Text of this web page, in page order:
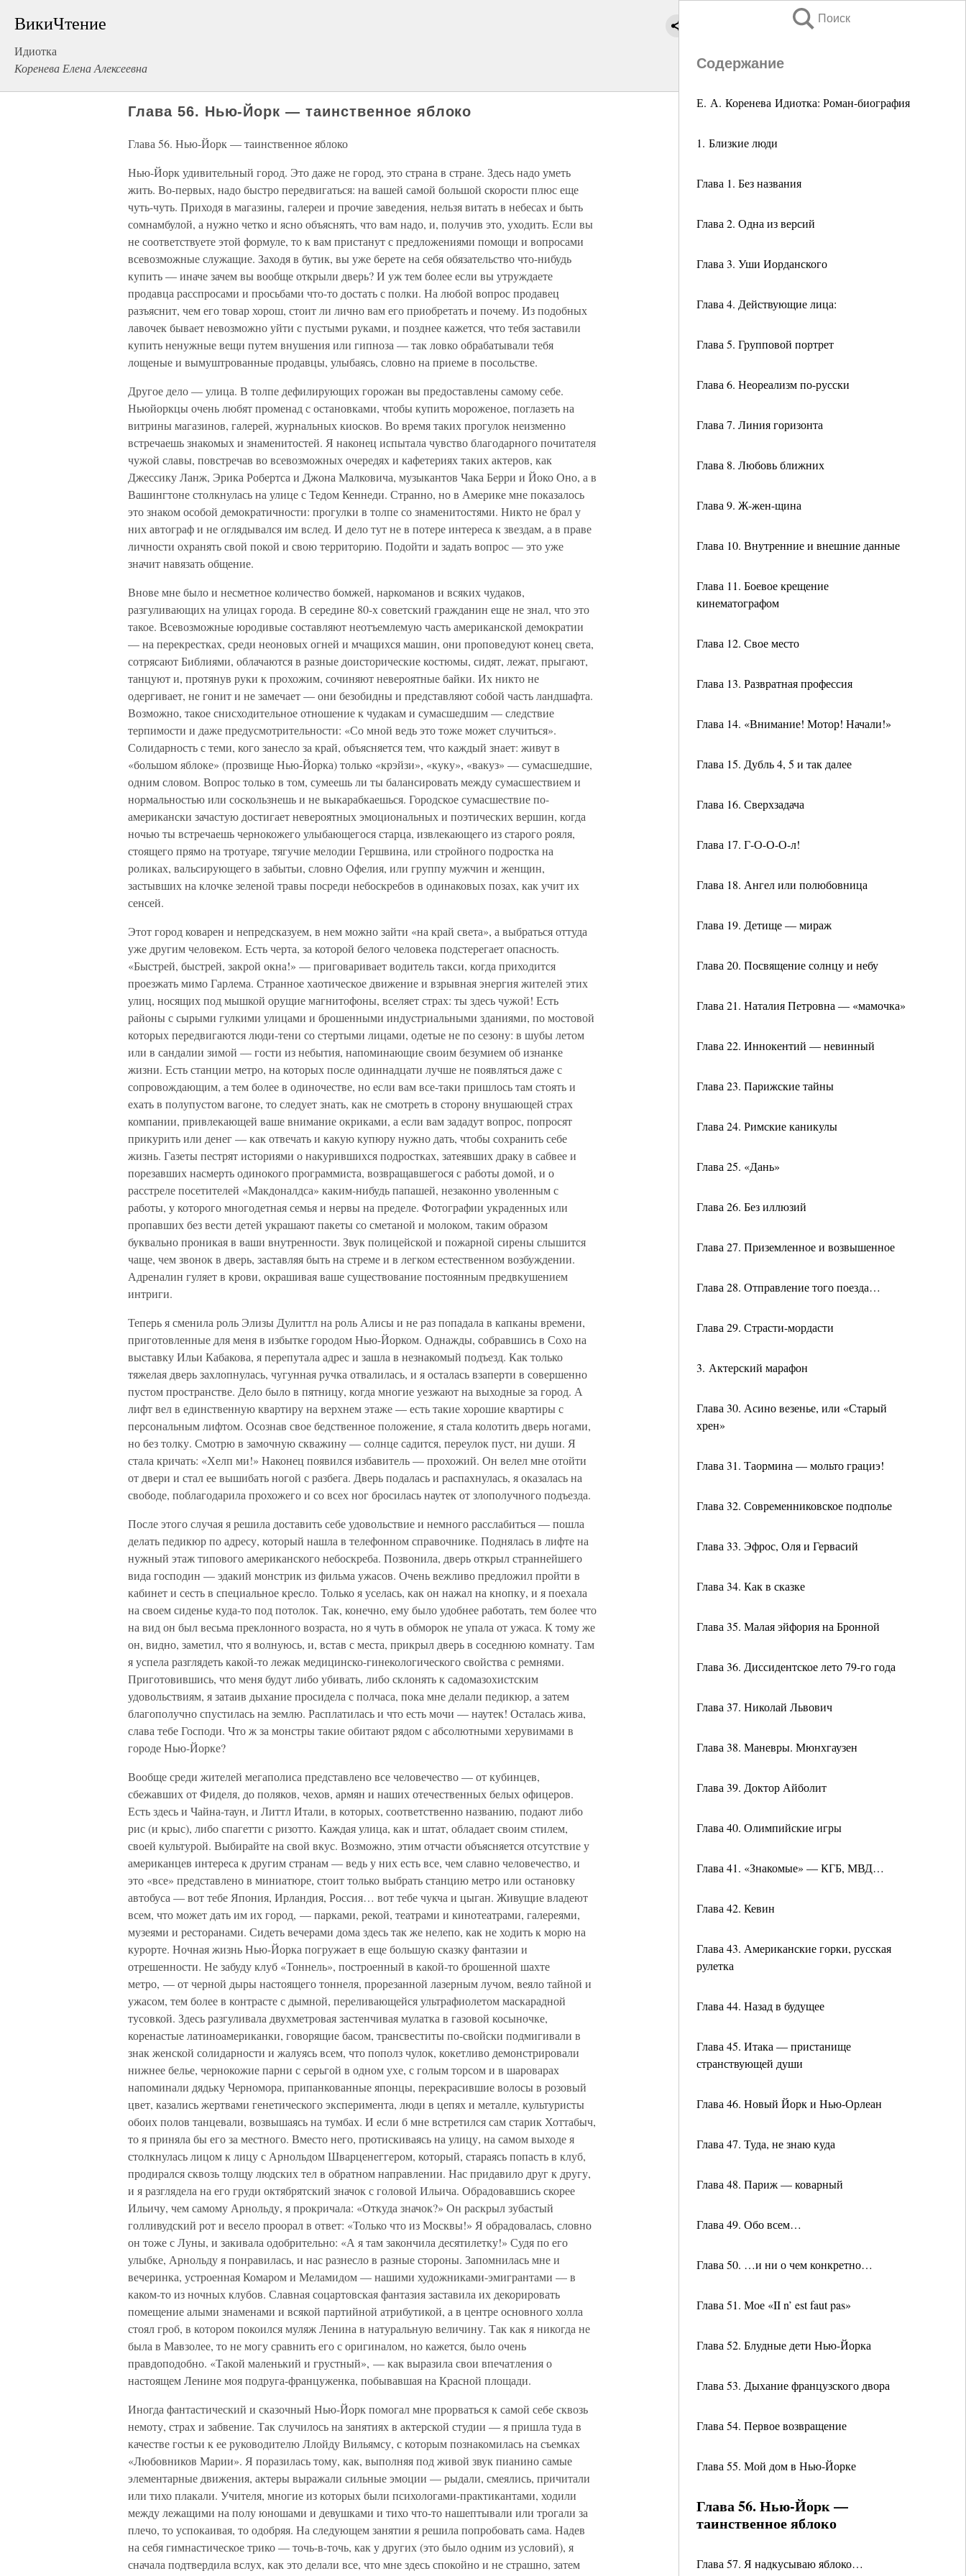
ВикиЧтение
Идиотка
Коренева Елена Алексеевна
Поиск
Содержание
Е. А. Коренева Идиотка: Роман-биография
1. Близкие люди
Глава 1. Без названия
Глава 2. Одна из версий
Глава 3. Уши Иорданского
Глава 4. Действующие лица:
Глава 5. Групповой портрет
Глава 6. Неореализм по-русски
Глава 7. Линия горизонта
Глава 8. Любовь ближних
Глава 9. Ж-жен-щина
Глава 10. Внутренние и внешние данные
Глава 11. Боевое крещение
кинематографом
Глава 12. Свое место
Глава 13. Развратная профессия
Глава 14. «Внимание! Мотор! Начали!»
Глава 15. Дубль 4, 5 и так далее
Глава 16. Сверхзадача
Глава 17. Г-О-О-О-л!
Глава 18. Ангел или полюбовница
Глава 19. Детище — мираж
Глава 20. Посвящение солнцу и небу
Глава 21. Наталия Петровна — «мамочка»
Глава 22. Иннокентий — невинный
Глава 23. Парижские тайны
Глава 24. Римские каникулы
Глава 25. «Дань»
Глава 26. Без иллюзий
Глава 27. Приземленное и возвышенное
Глава 28. Отправление того поезда…
Глава 29. Страсти-мордасти
3. Актерский марафон
Глава 30. Асино везенье, или «Старый
хрен»
Глава 31. Таормина — мольто грациэ!
Глава 32. Современниковское подполье
Глава 33. Эфрос, Оля и Гервасий
Глава 34. Как в сказке
Глава 35. Малая эйфория на Бронной
Глава 36. Диссидентское лето 79-го года
Глава 37. Николай Львович
Глава 38. Маневры. Мюнхгаузен
Глава 39. Доктор Айболит
Глава 40. Олимпийские игры
Глава 41. «Знакомые» — КГБ, МВД…
Глава 42. Кевин
Глава 43. Американские горки, русская
рулетка
Глава 44. Назад в будущее
Глава 45. Итака — пристанище
странствующей души
Глава 46. Новый Йорк и Нью-Орлеан
Глава 47. Туда, не знаю куда
Глава 48. Париж — коварный
Глава 49. Обо всем…
Глава 50. …и ни о чем конкретно…
Глава 51. Мое «II n’ est faut pas»
Глава 52. Блудные дети Нью-Йорка
Глава 53. Дыхание французского двора
Глава 54. Первое возвращение
Глава 55. Мой дом в Нью-Йорке
Глава 56. Нью-Йорк —
таинственное яблоко
Глава 57. Я надкусываю яблоко…
Глава 56. Нью-Йорк — таинственное яблоко
Глава 56. Нью-Йорк — таинственное яблоко
Нью-Йорк удивительный город. Это даже не город, это страна в стране. Здесь надо уметь
жить. Во-первых, надо быстро передвигаться: на вашей самой большой скорости плюс еще
чуть-чуть. Приходя в магазины, галереи и прочие заведения, нельзя витать в небесах и быть
сомнамбулой, а нужно четко и ясно объяснять, что вам надо, и, получив это, уходить. Если вы
не соответствуете этой формуле, то к вам пристанут с предложениями помощи и вопросами
всевозможные служащие. Заходя в бутик, вы уже берете на себя обязательство что-нибудь
купить — иначе зачем вы вообще открыли дверь? И уж тем более если вы утруждаете
продавца расспросами и просьбами что-то достать с полки. На любой вопрос продавец
разъяснит, чем его товар хорош, стоит ли лично вам его приобретать и почему. Из подобных
лавочек бывает невозможно уйти с пустыми руками, и позднее кажется, что тебя заставили
купить ненужные вещи путем внушения или гипноза — так ловко обрабатывали тебя
лощеные и вымуштрованные продавцы, улыбаясь, словно на приеме в посольстве.
Другое дело — улица. В толпе дефилирующих горожан вы предоставлены самому себе.
Ньюйоркцы очень любят променад с остановками, чтобы купить мороженое, поглазеть на
витрины магазинов, галерей, журнальных киосков. Во время таких прогулок неизменно
встречаешь знакомых и знаменитостей. Я наконец испытала чувство благодарного почитателя
чужой славы, повстречав во всевозможных очередях и кафетериях таких актеров, как
Джессику Ланж, Эрика Робертса и Джона Малковича, музыкантов Чака Берри и Йоко Оно, а в
Вашингтоне столкнулась на улице с Тедом Кеннеди. Странно, но в Америке мне показалось
это знаком особой демократичности: прогулки в толпе со знаменитостями. Никто не брал у
них автограф и не оглядывался им вслед. И дело тут не в потере интереса к звездам, а в праве
личности охранять свой покой и свою территорию. Подойти и задать вопрос — это уже
значит навязать общение.
Внове мне было и несметное количество бомжей, наркоманов и всяких чудаков,
разгуливающих на улицах города. В середине 80-х советский гражданин еще не знал, что это
такое. Всевозможные юродивые составляют неотъемлемую часть американской демократии
— на перекрестках, среди неоновых огней и мчащихся машин, они проповедуют конец света,
сотрясают Библиями, облачаются в разные доисторические костюмы, сидят, лежат, прыгают,
танцуют и, протянув руки к прохожим, сочиняют невероятные байки. Их никто не
одергивает, не гонит и не замечает — они безобидны и представляют собой часть ландшафта.
Возможно, такое снисходительное отношение к чудакам и сумасшедшим — следствие
терпимости и даже предусмотрительности: «Со мной ведь это тоже может случиться».
Солидарность с теми, кого занесло за край, объясняется тем, что каждый знает: живут в
«большом яблоке» (прозвище Нью-Йорка) только «крэйзи», «куку», «вакуз» — сумасшедшие,
одним словом. Вопрос только в том, сумеешь ли ты балансировать между сумасшествием и
нормальностью или соскользнешь и не выкарабкаешься. Городское сумасшествие по-
американски зачастую достигает невероятных эмоциональных и поэтических вершин, когда
ночью ты встречаешь чернокожего улыбающегося старца, извлекающего из старого рояля,
стоящего прямо на тротуаре, тягучие мелодии Гершвина, или стройного подростка на
роликах, вальсирующего в забытьи, словно Офелия, или группу мужчин и женщин,
застывших на клочке зеленой травы посреди небоскребов в одинаковых позах, как учит их
сенсей.
Этот город коварен и непредсказуем, в нем можно зайти «на край света», а выбраться оттуда
уже другим человеком. Есть черта, за которой белого человека подстерегает опасность.
«Быстрей, быстрей, закрой окна!» — приговаривает водитель такси, когда приходится
проезжать мимо Гарлема. Странное хаотическое движение и взрывная энергия жителей этих
улиц, носящих под мышкой орущие магнитофоны, вселяет страх: ты здесь чужой! Есть
районы с сырыми гулкими улицами и брошенными индустриальными зданиями, по мостовой
которых передвигаются люди-тени со стертыми лицами, одетые не по сезону: в шубы летом
или в сандалии зимой — гости из небытия, напоминающие своим безумием об изнанке
жизни. Есть станции метро, на которых после одиннадцати лучше не появляться даже с
сопровождающим, а тем более в одиночестве, но если вам все-таки пришлось там стоять и
ехать в полупустом вагоне, то следует знать, как не смотреть в сторону внушающей страх
компании, привлекающей ваше внимание окриками, а если вам зададут вопрос, попросят
прикурить или денег — как отвечать и какую купюру нужно дать, чтобы сохранить себе
жизнь. Газеты пестрят историями о накурившихся подростках, затеявших драку в сабвее и
порезавших насмерть одинокого программиста, возвращавшегося с работы домой, и о
расстреле посетителей «Макдоналдса» каким-нибудь папашей, незаконно уволенным с
работы, у которого многодетная семья и нервы на пределе. Фотографии украденных или
пропавших без вести детей украшают пакеты со сметаной и молоком, таким образом
буквально проникая в ваши внутренности. Звук полицейской и пожарной сирены слышится
чаще, чем звонок в дверь, заставляя быть на стреме и в легком естественном возбуждении.
Адреналин гуляет в крови, окрашивая ваше существование постоянным предвкушением
интриги.
Теперь я сменила роль Элизы Дулиттл на роль Алисы и не раз попадала в капканы времени,
приготовленные для меня в избытке городом Нью-Йорком. Однажды, собравшись в Сохо на
выставку Ильи Кабакова, я перепутала адрес и зашла в незнакомый подъезд. Как только
тяжелая дверь захлопнулась, чугунная ручка отвалилась, и я осталась взаперти в совершенно
пустом пространстве. Дело было в пятницу, когда многие уезжают на выходные за город. А
лифт вел в единственную квартиру на верхнем этаже — есть такие хорошие квартиры с
персональным лифтом. Осознав свое бедственное положение, я стала колотить дверь ногами,
но без толку. Смотрю в замочную скважину — солнце садится, переулок пуст, ни души. Я
стала кричать: «Хелп ми!» Наконец появился избавитель — прохожий. Он велел мне отойти
от двери и стал ее вышибать ногой с разбега. Дверь подалась и распахнулась, я оказалась на
свободе, поблагодарила прохожего и со всех ног бросилась наутек от злополучного подъезда.
После этого случая я решила доставить себе удовольствие и немного расслабиться — пошла
делать педикюр по адресу, который нашла в телефонном справочнике. Поднялась в лифте на
нужный этаж типового американского небоскреба. Позвонила, дверь открыл страннейшего
вида господин — эдакий монстрик из фильма ужасов. Очень вежливо предложил пройти в
кабинет и сесть в специальное кресло. Только я уселась, как он нажал на кнопку, и я поехала
на своем сиденье куда-то под потолок. Так, конечно, ему было удобнее работать, тем более что
на вид он был весьма преклонного возраста, но я чуть в обморок не упала от ужаса. К тому же
он, видно, заметил, что я волнуюсь, и, встав с места, прикрыл дверь в соседнюю комнату. Там
я успела разглядеть какой-то лежак медицинско-гинекологического свойства с ремнями.
Приготовившись, что меня будут либо убивать, либо склонять к садомазохистским
удовольствиям, я затаив дыхание просидела с полчаса, пока мне делали педикюр, а затем
благополучно спустилась на землю. Расплатилась и что есть мочи — наутек! Осталась жива,
слава тебе Господи. Что ж за монстры такие обитают рядом с абсолютными херувимами в
городе Нью-Йорке?
Вообще среди жителей мегаполиса представлено все человечество — от кубинцев,
сбежавших от Фиделя, до поляков, чехов, армян и наших отечественных белых офицеров.
Есть здесь и Чайна-таун, и Литтл Итали, в которых, соответственно названию, подают либо
рис (и крыс), либо спагетти с ризотто. Каждая улица, как и штат, обладает своим стилем,
своей культурой. Выбирайте на свой вкус. Возможно, этим отчасти объясняется отсутствие у
американцев интереса к другим странам — ведь у них есть все, чем славно человечество, и
это «все» представлено в миниатюре, стоит только выбрать станцию метро или остановку
автобуса — вот тебе Япония, Ирландия, Россия… вот тебе чукча и цыган. Живущие владеют
всем, что может дать им их город, — парками, рекой, театрами и кинотеатрами, галереями,
музеями и ресторанами. Сидеть вечерами дома здесь так же нелепо, как не ходить к морю на
курорте. Ночная жизнь Нью-Йорка погружает в еще большую сказку фантазии и
отрешенности. Не забуду клуб «Тоннель», построенный в какой-то брошенной шахте
метро, — от черной дыры настоящего тоннеля, прорезанной лазерным лучом, веяло тайной и
ужасом, тем более в контрасте с дымной, переливающейся ультрафиолетом маскарадной
тусовкой. Здесь разгуливала двухметровая застенчивая мулатка в газовой косыночке,
коренастые латиноамериканки, говорящие басом, трансвеститы по-свойски подмигивали в
знак женской солидарности и жалуясь всем, что пополз чулок, кокетливо демонстрировали
нижнее белье, чернокожие парни с серьгой в одном ухе, с голым торсом и в шароварах
напоминали дядьку Черномора, припанкованные японцы, перекрасившие волосы в розовый
цвет, казались жертвами генетического эксперимента, люди в цепях и металле, культуристы
обоих полов танцевали, возвышаясь на тумбах. И если б мне встретился сам старик Хоттабыч,
то я приняла бы его за местного. Вместо него, протискиваясь на улицу, на самом выходе я
столкнулась лицом к лицу с Арнольдом Шварценеггером, который, стараясь попасть в клуб,
продирался сквозь толщу людских тел в обратном направлении. Нас придавило друг к другу,
и я разглядела на его груди октябрятский значок с головой Ильича. Обрадовавшись скорее
Ильичу, чем самому Арнольду, я прокричала: «Откуда значок?» Он раскрыл зубастый
голливудский рот и весело проорал в ответ: «Только что из Москвы!» Я обрадовалась, словно
он тоже с Луны, и закивала одобрительно: «А я там закончила десятилетку!» Судя по его
улыбке, Арнольду я понравилась, и нас разнесло в разные стороны. Запомнилась мне и
вечеринка, устроенная Комаром и Меламидом — нашими художниками-эмигрантами — в
каком-то из ночных клубов. Славная соцартовская фантазия заставила их декорировать
помещение алыми знаменами и всякой партийной атрибутикой, а в центре основного холла
стоял гроб, в котором покоился муляж Ленина в натуральную величину. Так как я никогда не
была в Мавзолее, то не могу сравнить его с оригиналом, но кажется, было очень
правдоподобно. «Такой маленький и грустный», — как выразила свои впечатления о
настоящем Ленине моя подруга-француженка, побывавшая на Красной площади.
Иногда фантастический и сказочный Нью-Йорк помогал мне прорваться к самой себе сквозь
немоту, страх и забвение. Так случилось на занятиях в актерской студии — я пришла туда в
качестве гостьи к ее руководителю Ллойду Вильямсу, с которым познакомилась на съемках
«Любовников Марии». Я поразилась тому, как, выполняя под живой звук пианино самые
элементарные движения, актеры выражали сильные эмоции — рыдали, смеялись, причитали
или тихо плакали. Учителя, многие из которых были психологами-практикантами, ходили
между лежащими на полу юношами и девушками и тихо что-то нашептывали или трогали за
плечо, то успокаивая, то одобряя. На следующем занятии я решила попробовать сама. Надев
на себя гимнастическое трико — точь-в-точь, как у других (это было одним из условий), я
сначала подтвердила вслух, как это делали все, что мне здесь спокойно и не страшно, затем